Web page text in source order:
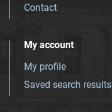
Contact
My account
My profile
Saved search results